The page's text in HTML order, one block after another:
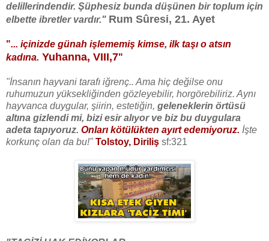
delillerindendir. Şüphesiz bunda düşünen bir toplum için
elbette ibretler vardır." Rum Sûresi, 21. Ayet
"... içinizde günah işlememiş kimse, ilk taşı o atsın
kadına. Yuhanna, VIII,7"
"İnsanın hayvani tarafı iğrenç.. Ama hiç değilse onu
ruhumuzun yüksekliğinden gözleyebilir, horgörebiliriz. Aynı
hayvanca duygular, şiirin, estetiğin, geleneklerin örtüsü
altına gizlendi mi, bizi esir alıyor ve biz bu duygulara
adeta tapıyoruz. Onları kötülükten ayırt edemiyoruz. İşte
korkunç olan da bu!" Tolstoy, Diriliş sf:321